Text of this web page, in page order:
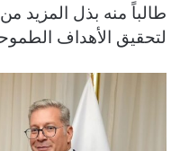
طالباً منه بذل المزيد
لتحقيق الأهداف